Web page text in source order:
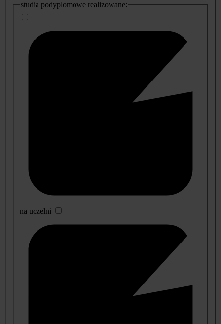
studia podyplomowe realizowane:
na uczelni